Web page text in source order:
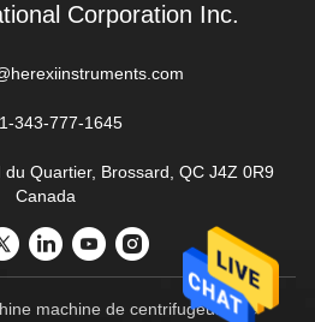
Corporation Inc.
343-777-1645
Quartier, Brossard, QC J4Z 0R9
Canada
machine de centrifugeuse de